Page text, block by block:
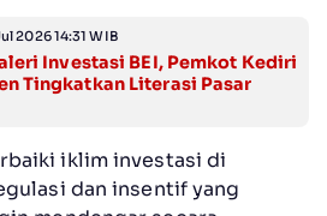
2026 14:31 WIB
Investasi BEI, Pemkot Kediri
Tingkatkan Literasi Pasar
iklim investasi di
dan insentif yang